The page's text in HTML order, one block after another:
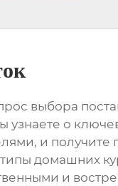
выбора
узнаете о
и
домашних
и